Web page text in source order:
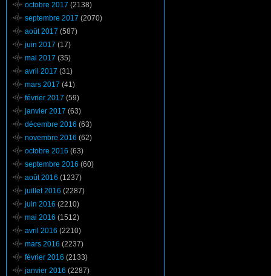
octobre 2017 (2138)
septembre 2017 (2070)
août 2017 (587)
juin 2017 (17)
mai 2017 (35)
avril 2017 (31)
mars 2017 (41)
février 2017 (59)
janvier 2017 (63)
décembre 2016 (63)
novembre 2016 (62)
octobre 2016 (63)
septembre 2016 (60)
août 2016 (1237)
juillet 2016 (2287)
juin 2016 (2210)
mai 2016 (1512)
avril 2016 (2210)
mars 2016 (2237)
février 2016 (2133)
janvier 2016 (2287)